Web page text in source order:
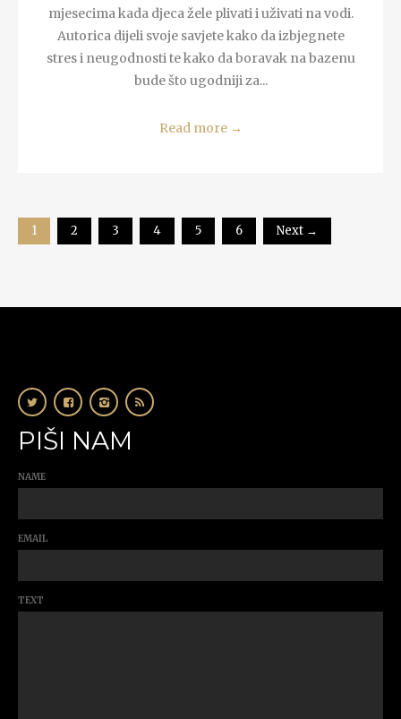
mjesecima kada djeca žele plivati i uživati na vodi.
Autorica dijeli svoje savjete kako da izbjegnete
stres i neugodnosti te kako da boravak na bazenu
bude što ugodniji za...
Read more →
1 2 3 4 5 6 Next →
PIŠI NAM
NAME
EMAIL
TEXT